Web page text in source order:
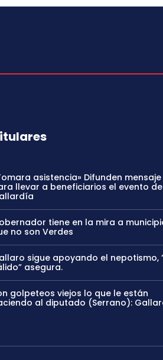
asistencia» Difunden mensaje
llevar a beneficiarios el evento
tiene en la mira a
no son Verdes
sigue apoyando el nepotismo,
asegura.
golpeteos viejos lo que le están
al diputado (Serrano):